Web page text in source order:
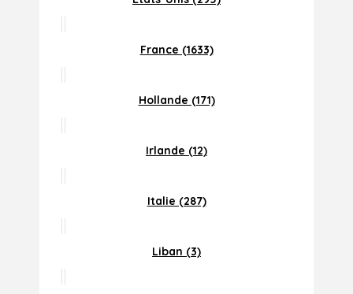
France (1633)
Hollande (171)
Irlande (12)
Italie (287)
Liban (3)